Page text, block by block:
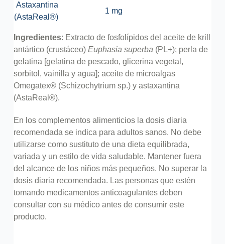
Astaxantina
(AstaReal®)
1 mg
Ingredientes: Extracto de fosfolípidos del aceite de krill
antártico (crustáceo) Euphasia superba (PL+); perla de
gelatina [gelatina de pescado, glicerina vegetal,
sorbitol, vainilla y agua]; aceite de microalgas
Omegatex® (Schizochytrium sp.) y astaxantina
(AstaReal®).
En los complementos alimenticios la dosis diaria
recomendada se indica para adultos sanos. No debe
utilizarse como sustituto de una dieta equilibrada,
variada y un estilo de vida saludable. Mantener fuera
del alcance de los niños más pequeños. No superar la
dosis diaria recomendada. Las personas que estén
tomando medicamentos anticoagulantes deben
consultar con su médico antes de consumir este
producto.